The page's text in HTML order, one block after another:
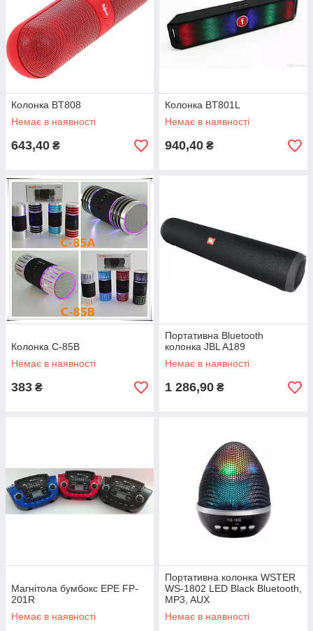
Колонка BT808
Немає в наявності
643,40 ₴
Колонка BT801L
Немає в наявності
940,40 ₴
Колонка C-85B
Немає в наявності
383 ₴
Портативна Bluetooth
колонка JBL A189
Немає в наявності
1 286,90 ₴
Магнітола бумбокс EPE FP-
201R
Немає в наявності
Портативна колонка WSTER
WS-1802 LED Black Bluetooth,
MP3, AUX
Немає в наявності